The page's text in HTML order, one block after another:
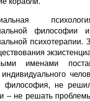
философии
психотерапии.
именами
философия, не
– не решать